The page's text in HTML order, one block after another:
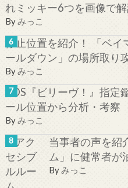
れミッキー6つを画像で解
Byみっこ
停止位置を紹介！ 「ベ
ールダウン」の場所取り
Byみっこ
TDS『ビリーヴ！』指定
ール位置から分析・考察
Byみっこ
当事者の声を紹
ム」に健常者が
Byみっこ